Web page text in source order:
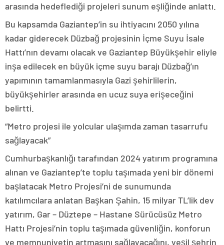
arasında hedeflediği projeleri sunum eşliğinde anlattı.
Bu kapsamda Gaziantep’in su ihtiyacını 2050 yılına
kadar giderecek Düzbağ projesinin İçme Suyu İsale
Hattı’nın devamı olacak ve Gaziantep Büyükşehir eliyle
inşa edilecek en büyük içme suyu barajı Düzbağ’ın
yapımının tamamlanmasıyla Gazi şehirlilerin,
büyükşehirler arasında en ucuz suya erişeceğini
belirtti.
“Metro projesi ile yolcular ulaşımda zaman tasarrufu
sağlayacak”
Cumhurbaşkanlığı tarafından 2024 yatırım programına
alınan ve Gaziantep’te toplu taşımada yeni bir dönemi
başlatacak Metro Projesi’ni de sunumunda
katılımcılara anlatan Başkan Şahin, 15 milyar TL’lik dev
yatırım, Gar – Düztepe – Hastane Sürücüsüz Metro
Hattı Projesi’nin toplu taşımada güvenliğin, konforun
ve memnuniyetin artmasını sağlayacağını, yeşil şehrin